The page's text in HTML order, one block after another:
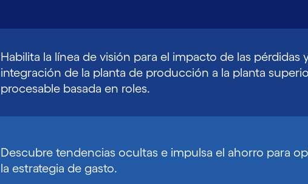
Habilita la línea de visión para el impacto de las pérdidas
integración de la planta de producción a la planta
procesable basada en roles.
Descubre tendencias ocultas e impulsa el ahorro para
la estrategia de gasto.